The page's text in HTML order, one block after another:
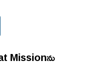
Missionను